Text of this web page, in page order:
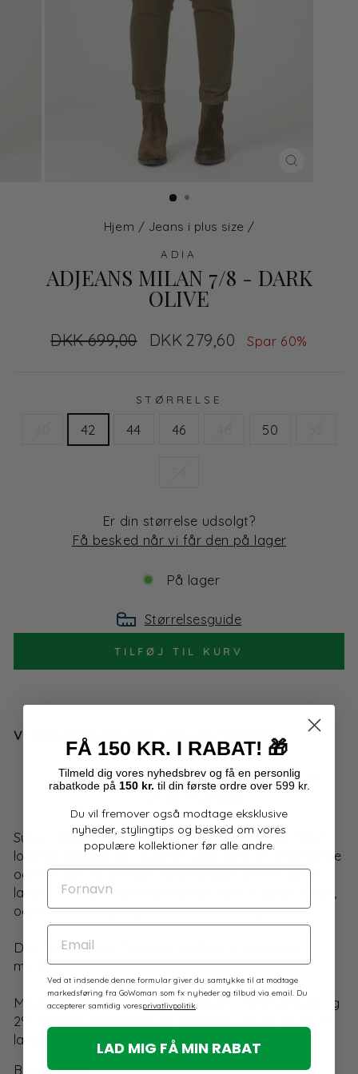
Hjem / Jeans i plus size /
ADIA
ADJEANS MILAN 7/8 - DARK
OLIVE
Normal
DKK 699,00
Udsalgs
DKK 279,60 Spar 60%
STØRRELSE
42 44 46 50
Er din størrelse udsolgt?
Få besked når vi får den på lager
På lager
Størrelsesguide
TILFØJ TIL KURV
Vi begynder at pakke igen på mandag!
Fri fragt i Danmark ved køb over 500 kr.
Super lækre jeans i en flot, olivengrøn farve med
lommer bagpå og i siderne. Jeansene er ankellange
og har og fine detaljer nederst på benene. De er
lavet i en skøn bomuldskvalitet med et godt stræk,
og de har en figursyet og flatterende pasform.
Den fine, grønne farve er perfekt til vinterens
mørke.
Modellen hedder Milan og er lavet i 98% bomuld og
2% elastan. Pasformen er ’Shaped’, og de er 72 cm
lange i indersømmen.
Brand: Adia
FÅ 150 KR. I RABAT! 🎁
Tilmeld dig voresnyhedsbrev og få en personlig
rabatkode på 150 kr. til din første ordre over 599 kr.
Du vil fremover også modtage eksklusive
nyheder, stylingtips og besked om vores
populære kollektioner før alle andre.
FORNAVN
EMAIL
Ved at indsende denne formular giver du samtykke til at modtage
markedsføring fra GoWoman som fx nyheder og tilbud via email. Du
accepterer samtidig voresprivatlivpolitik.
LAD MIG FÅ MIN RABAT